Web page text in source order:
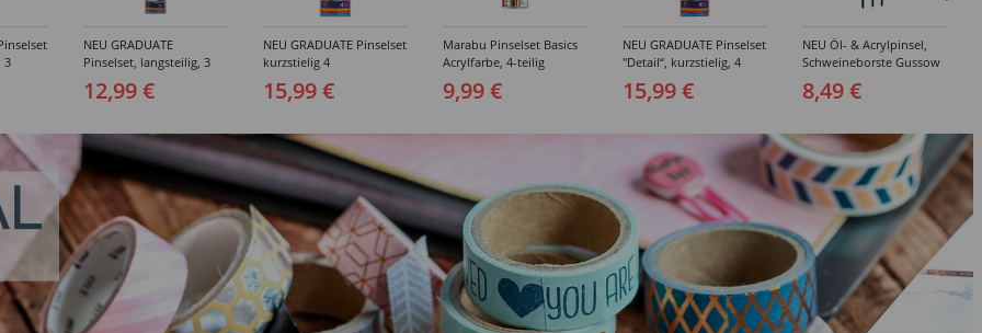
3
NEU GRADUATE
Pinselset, langsteilig, 3
12,99 €
NEU GRADUATE Pinselset
kurzstielig 4
15,99 €
Marabu Pinselset Basics
Acrylfarbe, 4-teilig
9,99 €
NEU GRADUATE Pinselset
"Detail“, kurzstielig, 4
15,99 €
NEU Öl- & Acrylpinsel,
Schweineborste Gussow
8,49 €